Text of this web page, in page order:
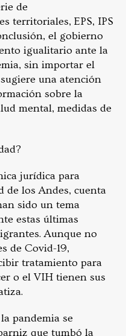
de
territoriales, EPS, IPS
el gobierno
igualitario ante la
sin importar el
una atención
sobre la
mental, medidas de
jurídica para
de los Andes, cuenta
sido un tema
estas últimas
Aunque no
de Covid-19,
tratamiento para
o el VIH tienen sus
pandemia se
que tumbó la